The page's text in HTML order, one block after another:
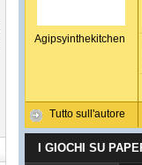
Agipsyinthekitchen
Tutto sull'autore
I GIOCHI SU